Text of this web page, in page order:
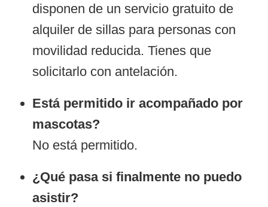
disponen de un servicio gratuito de
alquiler de sillas para personas con
movilidad reducida. Tienes que
solicitarlo con antelación.
Está permitido ir acompañado por
mascotas?
No está permitido.
¿Qué pasa si finalmente no puedo
asistir?